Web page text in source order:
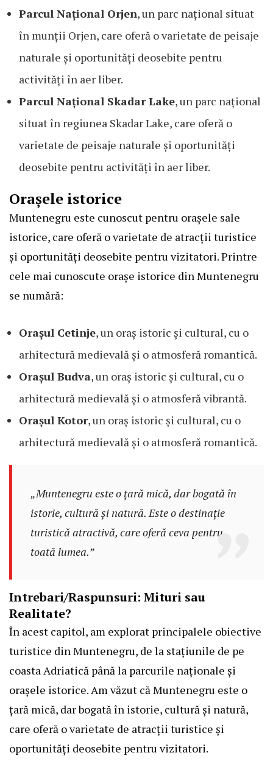
Parcul Național Orjen, un parc național situat
în munții Orjen, care oferă o varietate de peisaje
naturale și oportunități deosebite pentru
activități în aer liber.
Parcul Național Skadar Lake, un parc național
situat în regiunea Skadar Lake, care oferă o
varietate de peisaje naturale și oportunități
deosebite pentru activități în aer liber.
Orașele istorice
Muntenegru este cunoscut pentru orașele sale
istorice, care oferă o varietate de atracții turistice
și oportunități deosebite pentru vizitatori. Printre
cele mai cunoscute orașe istorice din Muntenegru
se numără:
Orașul Cetinje, un oraș istoric și cultural, cu o
arhitectură medievală și o atmosferă romantică.
Orașul Budva, un oraș istoric și cultural, cu o
arhitectură medievală și o atmosferă vibrantă.
Orașul Kotor, un oraș istoric și cultural, cu o
arhitectură medievală și o atmosferă romantică.
„Muntenegru este o țară mică, dar bogată în
istorie, cultură și natură. Este o destinație
turistică atractivă, care oferă ceva pentru
toată lumea.”
Intrebari/Raspunsuri: Mituri sau
Realitate?
În acest capitol, am explorat principalele obiective
turistice din Muntenegru, de la stațiunile de pe
coasta Adriatică până la parcurile naționale și
orașele istorice. Am văzut că Muntenegru este o
țară mică, dar bogată în istorie, cultură și natură,
care oferă o varietate de atracții turistice și
oportunități deosebite pentru vizitatori.